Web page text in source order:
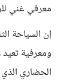
معرفي غني
إن السياحة
ومعرفية
الحضاري الذي